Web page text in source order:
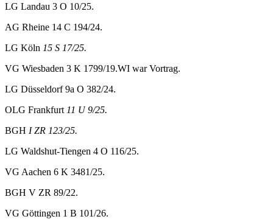
LG Landau 3 O 10/25.
AG Rheine 14 C 194/24.
LG Köln 15 S 17/25.
VG Wiesbaden 3 K 1799/19.WI war Vortrag.
LG Düsseldorf 9a O 382/24.
OLG Frankfurt 11 U 9/25.
BGH I ZR 123/25.
LG Waldshut-Tiengen 4 O 116/25.
VG Aachen 6 K 3481/25.
BGH V ZR 89/22.
VG Göttingen 1 B 101/26.